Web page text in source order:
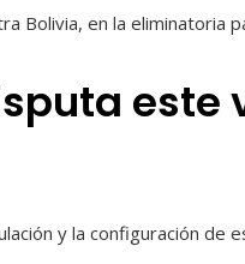
Bolivia, en la eliminatoria
este
y la configuración de